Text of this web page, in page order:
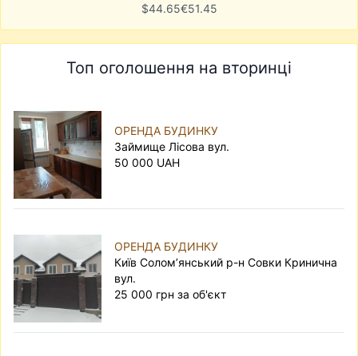
$44.65€51.45
Топ оголошення на вторинці
ОРЕНДА БУДИНКУ
Займище Лісова вул.
50 000 UAH
ОРЕНДА БУДИНКУ
Київ Солом’янський р-н Совки Кринична
вул.
25 000 грн за об'єкт